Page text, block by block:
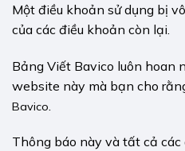
Một điều khoản sử dụng bị
của các điều khoản còn lại.
Bảng Viết Bavico luôn hoan
website này mà bạn cho
Bavico
Thông báo này và tất cả